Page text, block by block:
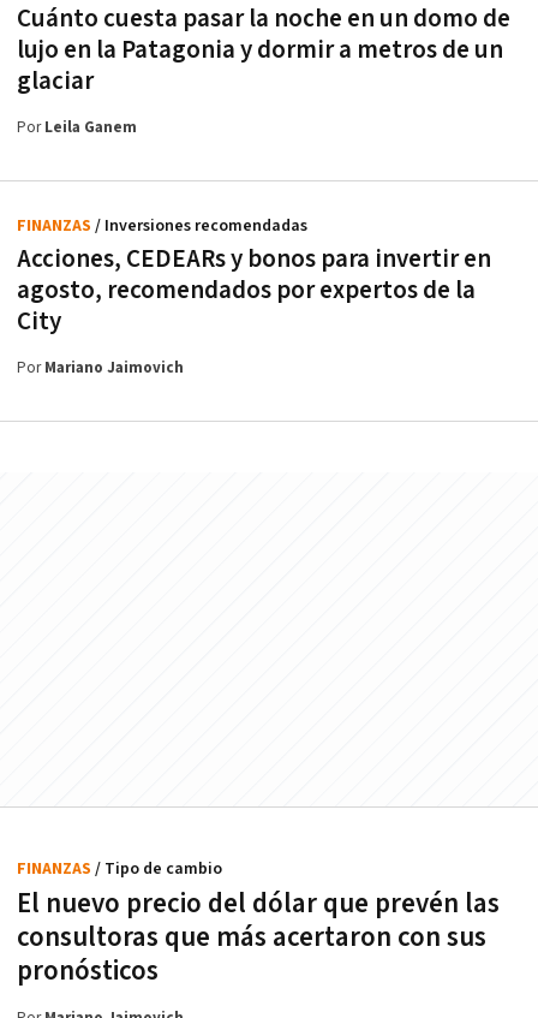
Cuánto cuesta pasar la noche en un domo de
lujo en la Patagonia y dormir a metros de un
glaciar
PorLeila Ganem
Acciones, CEDEARs y bonos para invertir en
agosto, recomendados por expertos de la
City
FINANZAS / Inversiones recomendadas
PorMariano Jaimovich
El nuevo precio del dólar que prevén las
consultoras que más acertaron con sus
pronósticos
FINANZAS / Tipo de cambio